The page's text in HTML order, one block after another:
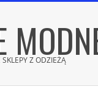
Z ODZIEŻĄ